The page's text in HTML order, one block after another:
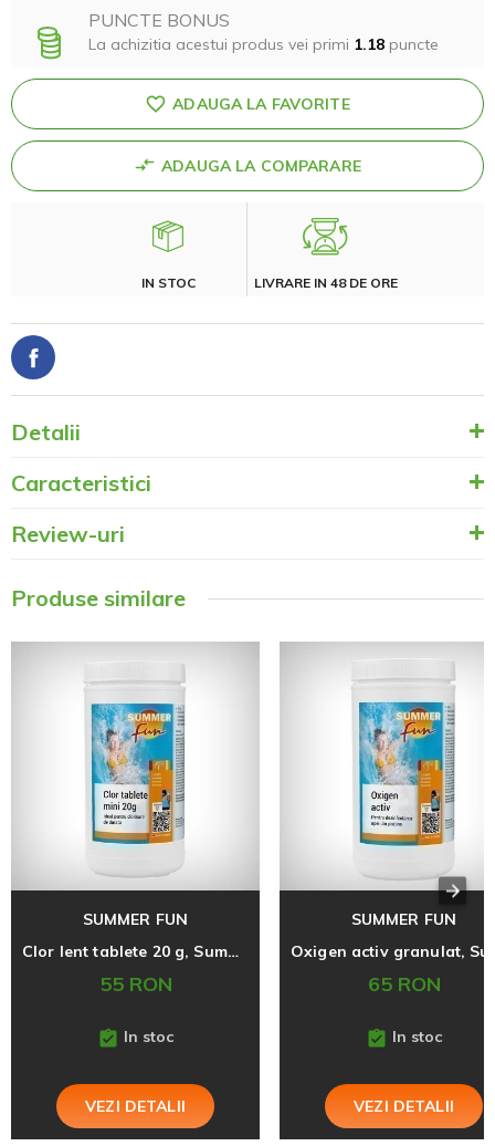
PUNCTE BONUS
La achizitia acestui produs vei primi 1.18 puncte
ADAUGA LA FAVORITE
ADAUGA LA COMPARARE
IN STOC LIVRARE IN 48 DE ORE
Detalii
Caracteristici
Review-uri
Produse similare
SUMMER FUN
Clor lent tablete 20 g, Summer Fun, 1 Kg
55 RON
In stoc
VEZI DETALII
SUMMER FUN
65 RON
In stoc
VEZI DETALII